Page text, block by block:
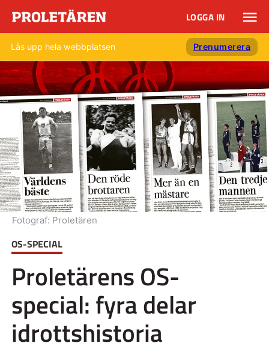
LOGGA IN
Lås upp hela webbplatsen Prenumerera
OS-SPECIAL
Proletärens OS-
special: fyra delar
idrottshistoria
Fotograf: Proletären